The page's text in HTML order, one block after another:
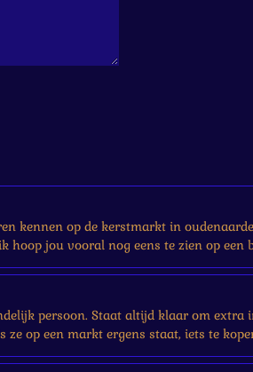
kennen op de kerstmarkt in
hoop jou vooral nog eens te zien op een
persoon. Staat altijd klaar om extra
op een markt ergens staat, iets te